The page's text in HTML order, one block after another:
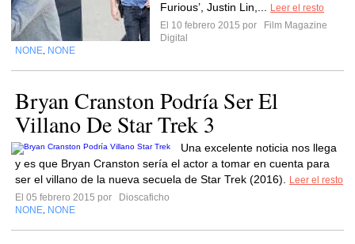
Furious’, Justin Lin,...
Leer el resto
El 10 febrero 2015 por
Film Magazine
Digital
NONE NONE
Bryan Cranston Podría Ser El
Villano De Star Trek 3
Una excelente noticia nos llega
y es que Bryan Cranston sería el actor a tomar en cuenta para
ser el villano de la nueva secuela de Star Trek (2016).
Leer el resto
El 05 febrero 2015 por
Dioscaficho
NONE NONE